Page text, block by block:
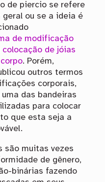
de piercio se refere
ou se a ideia é
de modificação
de jóias
. Porém,
outros termos
corporais,
uma das bandeiras
para colocar
que esta seja a
são muitas vezes
de gênero,
binárias fazendo